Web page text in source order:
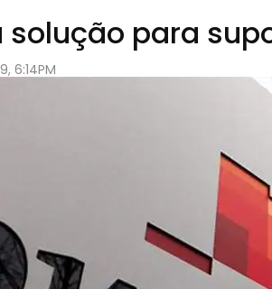
solução para
6:14PM